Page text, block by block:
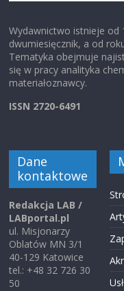
Wydawnictwo istnieje od
dwumiesięcznik, a od
Tematyka obejmuje
się w pracy analityka
materiałoznawcy.
ISSN 2720-6491
Dane
kontaktowe
Redakcja LAB /
LABportal.pl
ul. Misjonarzy
Oblatów MN 3/1
40-129 Katowice
tel.: +48 32 726 30
50